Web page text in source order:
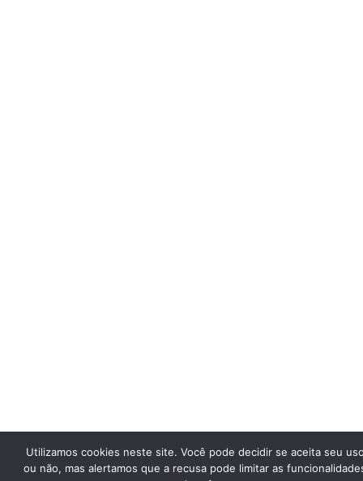
Utilizamos cookies neste site. Você pode decidir se aceita seu
ou não, mas alertamos que a recusa pode limitar as